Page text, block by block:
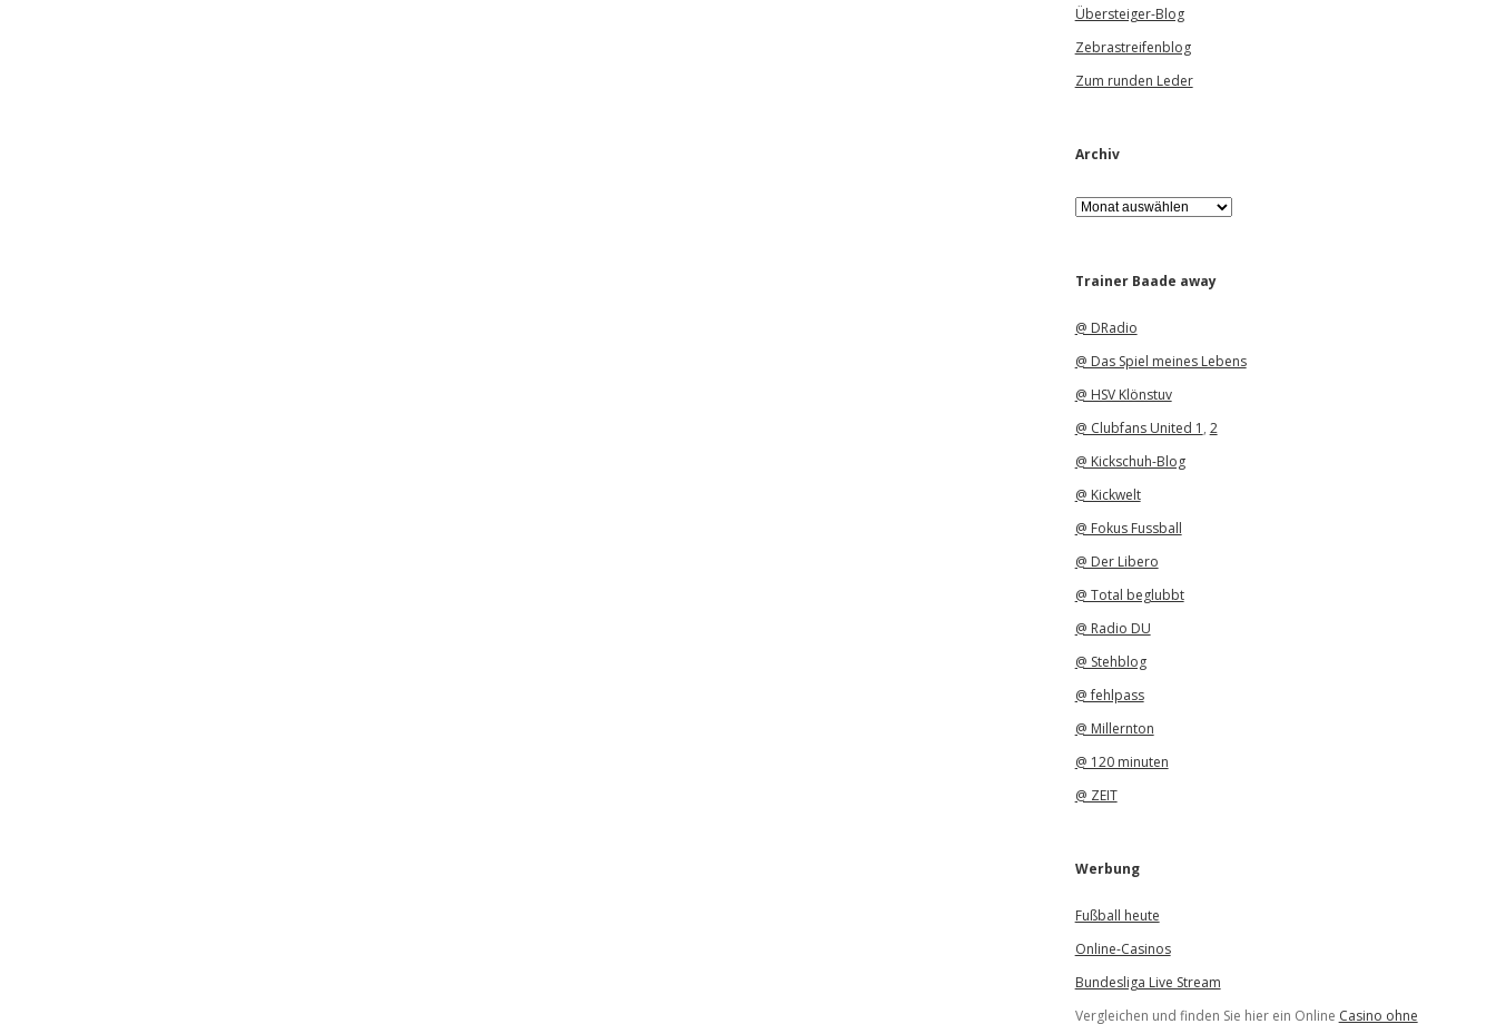
Übersteiger-Blog
Zebrastreifenblog
Zum runden Leder
Archiv
A
r
iTrainer Baade away
@ DRadio
@ Das Spiel meines Lebens
@ HSV Klönstuv
@ Clubfans United 1 , 2
@ Kickschuh-Blog
@ Kickwelt
@ Fokus Fussball
@ Der Libero
@ Total beglubbt
@ Radio DU
@ Stehblog
@ fehlpass
@ Millernton
@ 120 minuten
@ ZEIT
Werbung
Fußball heute
Online-Casinos
Bundesliga Live Stream
Vergleichen und finden Sie hier ein Online Casino ohne